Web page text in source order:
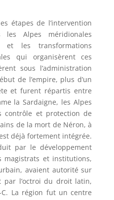
étapes de l’intervention
les Alpes méridionales
les transformations
qui organisèrent ces
sous l’administration
de l’empire, plus d’un
et furent répartis entre
la Sardaigne, les Alpes
contrôle et protection de
de la mort de Néron, à
déjà fortement intégrée.
par le développement
magistrats et institutions,
avaient autorité sur
par l’octroi du droit latin,
La région fut un centre